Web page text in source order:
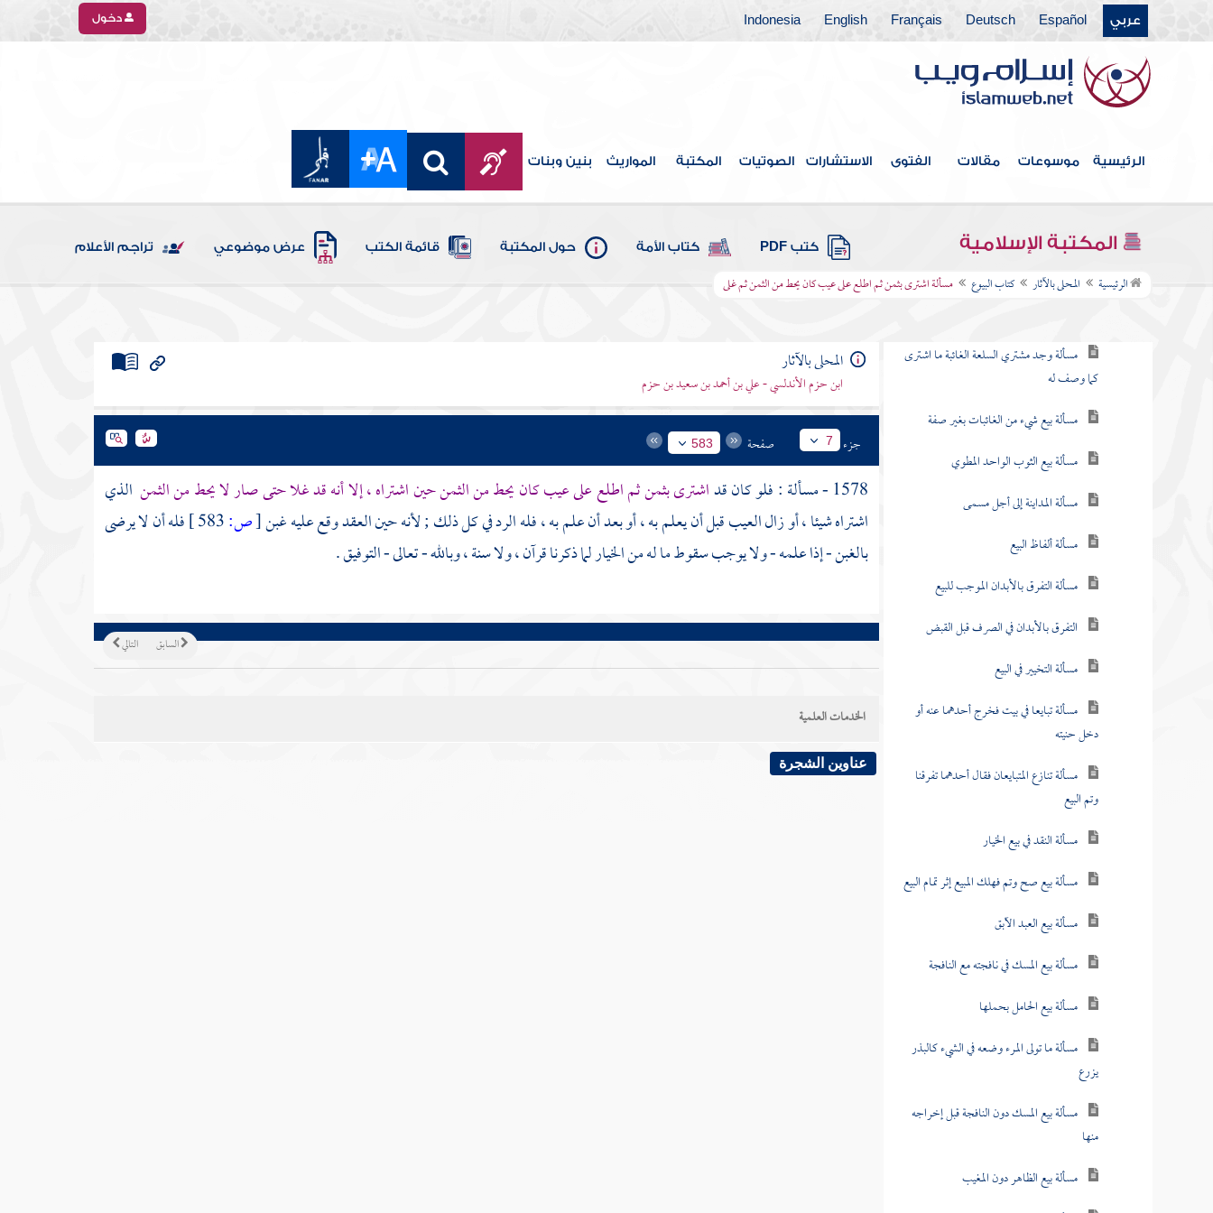
عربي Español
Deutsch
Français
English
Indonesia دخول
الرئيسية موسوعات مقالات الفتوى الاستشارات الصوتيات المكتبة المواريث بنين وبنات
المكتبة الإسلامية كتب PDF كتاب الأمة حول المكتبة قائمة الكتب عرض موضوعي تراجم الأعلام
الرئيسية المحلى بالآثار كتاب البيوع مسألة اشترى بثمن ثم اطلع على عيب كان يحط من الثمن ثم غلى
كتاب الإقرار
كتاب اللقطة والضالة والآبق
كتاب اللقيط
كتاب الوديعة
كتاب الحجر
كتاب الإكراه
كتاب البيوع
مسألة وجد مشتري السلعة الغائبة ما اشترى
كما وصف له
مسألة بيع شيء من الغائبات بغير صفة
مسألة بيع الثوب الواحد المطوي
مسألة المداينة إلى أجل مسمى
مسألة ألفاظ البيع
مسألة التفرق بالأبدان الموجب للبيع
التفرق بالأبدان في الصرف قبل القبض
مسألة التخيير في البيع
مسألة تبايعا في بيت فخرج أحدهما عنه أو
دخل حنيته
مسألة تنازع المتبايعان فقال أحدهما تفرقنا
وتم البيع
مسألة النقد في بيع الخيار
مسألة بيع صح وتم فهلك المبيع إثر تمام البيع
مسألة بيع العبد الآبق
مسألة بيع المسك في نافجته مع النافجة
مسألة بيع الحامل بحملها
مسألة ما تولى المرء وضعه في الشيء كالبذر
يزرع
مسألة بيع المسك دون النافجة قبل إخراجه
منها
مسألة بيع الظاهر دون المغيب
المحلى بالآثار
ابن حزم الأندلسي - علي بن أحمد بن سعيد بن حزم
جزء 7 صفحة 583
1578 - مسألة : فلو كان قد اشترى بثمن ثم اطلع على عيب كان يحط من الثمن حين اشتراه ، إلا أنه قد غلا حتى صار لا يحط من الثمن الذي
اشتراه شيئا ، أو زال العيب قبل أن يعلم به ، أو بعد أن علم به ، فله الرد في كل ذلك ; لأنه حين العقد وقع عليه غبن[ص:
فله أن لا يرضى
بالغبن - إذا علمه - ولا يوجب سقوط ما له من الخيار لما ذكرنا قرآن ، ولا سنة ، وبالله - تعالى - التوفيق .
التالي السابق
الخدمات العلمية
عناوين الشجرة